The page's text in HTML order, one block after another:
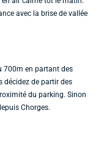
avec la brise de vallée
700m en partant des
décidez de partir des
du parking. Sinon
Chorges.